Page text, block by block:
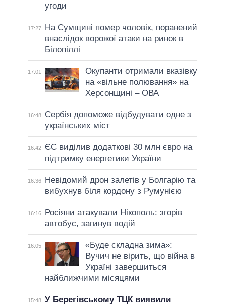
угоди
17:27
На Сумщині помер чоловік, поранений
внаслідок ворожої атаки на ринок в
Білопіллі
17:01
Окупанти отримали вказівку
на «вільне полювання» на
Херсонщині – ОВА
16:48
Сербія допоможе відбудувати одне з
українських міст
16:42
ЄС виділив додаткові 30 млн євро на
підтримку енергетики України
16:36
Невідомий дрон залетів у Болгарію та
вибухнув біля кордону з Румунією
16:16
Росіяни атакували Нікополь: згорів
автобус, загинув водій
16:05
«Буде складна зима»:
Вучич не вірить, що війна в
Україні завершиться
найближчими місяцями
15:48 У Берегівському ТЦК виявили